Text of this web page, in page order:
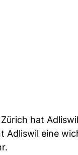
hat
Adliswil eine